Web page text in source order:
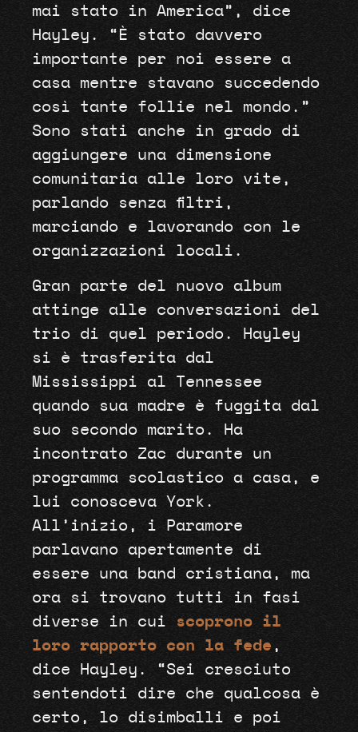
mai stato in America”, dice
Hayley. “È stato davvero
importante per noi essere a
casa mentre stavano succedendo
così tante follie nel mondo.”
Sono stati anche in grado di
aggiungere una dimensione
comunitaria alle loro vite,
parlando senza filtri,
marciando e lavorando con le
organizzazioni locali.
Gran parte del nuovo album
attinge alle conversazioni del
trio di quel periodo. Hayley
si è trasferita dal
Mississippi al Tennessee
quando sua madre è fuggita dal
suo secondo marito. Ha
incontrato Zac durante un
programma scolastico a casa, e
lui conosceva York.
All’inizio, i Paramore
parlavano apertamente di
essere una band cristiana, ma
ora si trovano tutti in fasi
diverse in cui
scoprono il
loro rapporto con la fede ,
dice Hayley. “Sei cresciuto
sentendoti dire che qualcosa è
certo, lo disimballi e poi